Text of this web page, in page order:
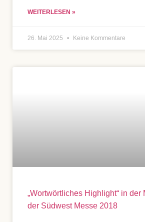
WEITERLESEN »
26. Mai 2025 Keine Kommentare
„Wortwörtliches Highlight“ in der
der Südwest Messe 2018